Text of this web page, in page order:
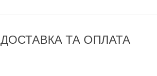
ДОСТАВКА ТА ОПЛАТА